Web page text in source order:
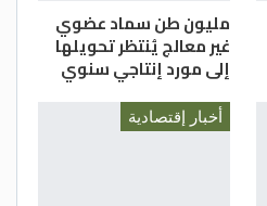
مليون طن سماد عضوي
غير معالج يُنتظر تحويلها
إلى مورد إنتاجي سنوي
أخبار إقتصادية